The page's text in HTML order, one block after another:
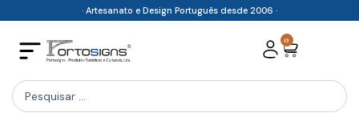
content
· Artesanato e Design Português desde 2006 ·
0
Cart
Search
...